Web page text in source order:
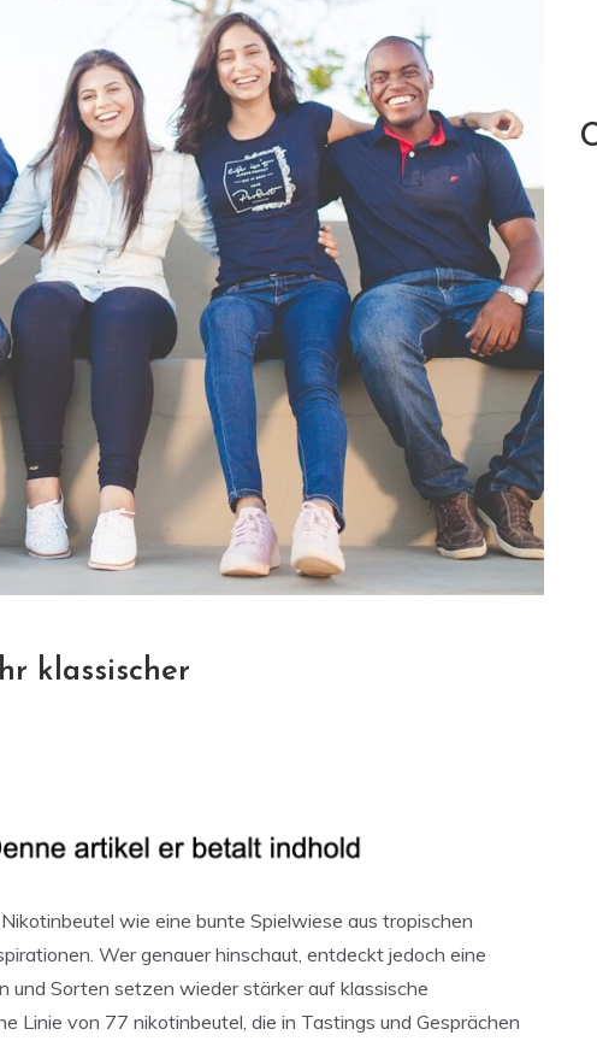
klassischer
wie eine bunte Spielwiese aus tropischen
Wer genauer hinschaut, entdeckt jedoch eine
und Sorten setzen wieder stärker auf klassische
Linie von 77 nikotinbeutel, die in Tastings und Gesprächen